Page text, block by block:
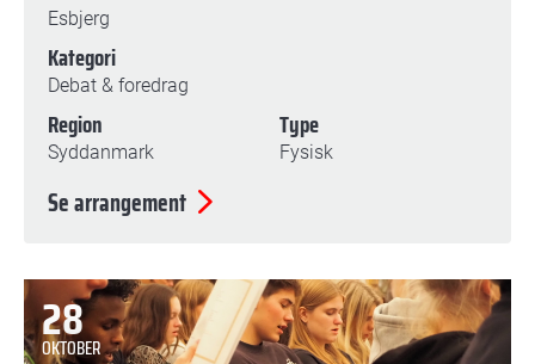
Esbjerg
Kategori
Debat & foredrag
Region
Syddanmark
Type
Fysisk
Se arrangement
28
OKTOBER